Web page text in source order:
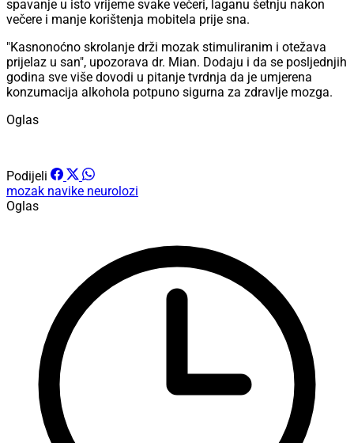
spavanje u isto vrijeme svake večeri, laganu šetnju nakon
večere i manje korištenja mobitela prije sna.
"Kasnonoćno skrolanje drži mozak stimuliranim i otežava
prijelaz u san", upozorava dr. Mian. Dodaju i da se posljednjih
godina sve više dovodi u pitanje tvrdnja da je umjerena
konzumacija alkohola potpuno sigurna za zdravlje mozga.
Oglas
Podijeli
mozak navike neurolozi
Oglas